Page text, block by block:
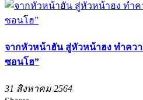
จากหัวหน้าฮัน สู่หัวหน้าฮง ทำคว
ซอนโฮ”
31 สิงหาคม 2564